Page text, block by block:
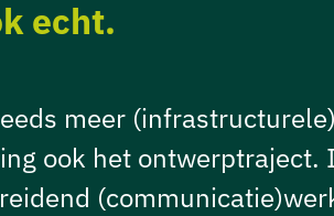
echt.
meer
ook het ontwerptraject.